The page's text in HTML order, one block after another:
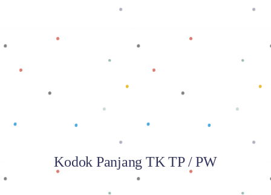
Baca selengkapnya
Kodok Panjang TK TP / PW